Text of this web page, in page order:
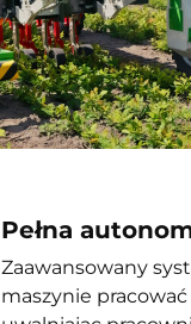
Pełna
Zaawansowany
maszynie